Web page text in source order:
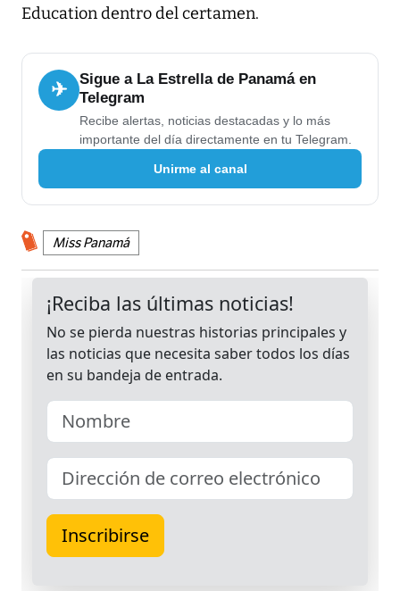
Education dentro del certamen.
✈
Sigue a La Estrella de Panamá en
Telegram
Recibe alertas, noticias destacadas y lo más
importante del día directamente en tu Telegram.
Unirme al canal
Miss Panamá